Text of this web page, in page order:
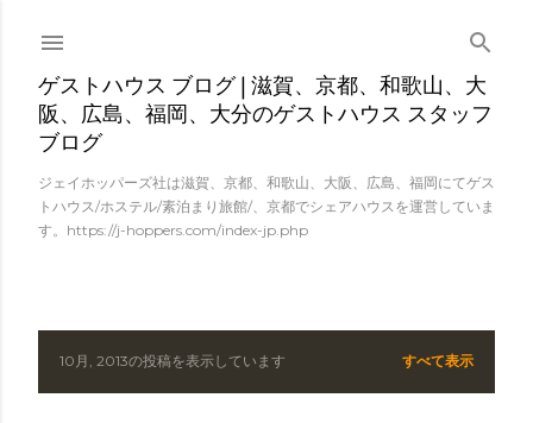
スキップしてメイン コンテンツに移動
ゲストハウス ブログ | 滋賀、京都、和歌山、大
阪、広島、福岡、大分のゲストハウス スタッフ
ブログ
ジェイホッパーズ社は滋賀、京都、和歌山、大阪、広島、福岡にてゲス
トハウス/ホステル/素泊まり旅館/、京都でシェアハウスを運営していま
す。https://j-hoppers.com/index-jp.php
投10月, 2013の投稿を表示しています すべて表示